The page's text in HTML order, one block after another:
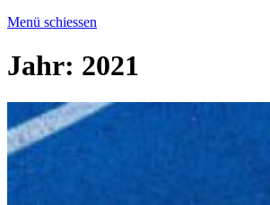
Menü schiessen
Jahr: 2021